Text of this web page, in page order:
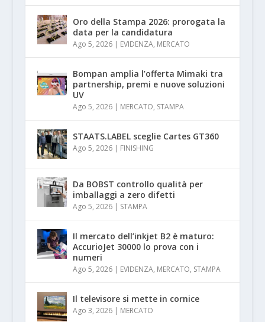
Oro della Stampa 2026: prorogata la
data per la candidatura
Ago 5, 2026| EVIDENZA, MERCATO
Bompan amplia l’offerta Mimaki tra
partnership, premi e nuove soluzioni
UV
Ago 5, 2026| MERCATO, STAMPA
STAATS.LABEL sceglie Cartes GT360
Ago 5, 2026| FINISHING
Da BOBST controllo qualità per
imballaggi a zero difetti
Ago 5, 2026| STAMPA
Il mercato dell’inkjet B2 è maturo:
AccurioJet 30000 lo prova con i
numeri
Ago 5, 2026| EVIDENZA, MERCATO, STAMPA
Il televisore si mette in cornice
Ago 3, 2026| MERCATO